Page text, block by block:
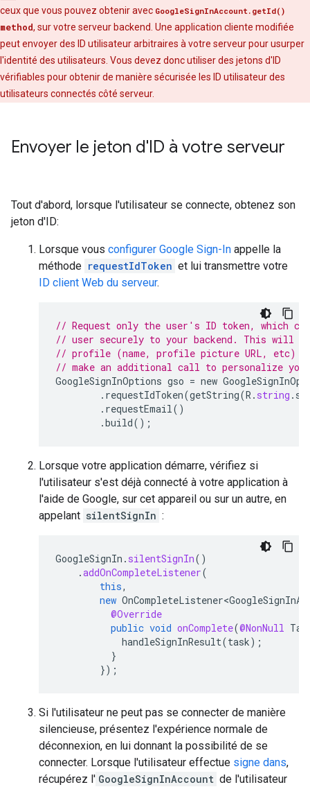
ceux que vous pouvez obtenir avec GoogleSignInAccount.getId()
method, sur votre serveur backend. Une application cliente modifiée
peut envoyer des ID utilisateur arbitraires à votre serveur pour usurper
l'identité des utilisateurs. Vous devez donc utiliser des jetons d'ID
vérifiables pour obtenir de manière sécurisée les ID utilisateur des
utilisateurs connectés côté serveur.
Envoyer le jeton d'ID à votre serveur
Tout d'abord, lorsque l'utilisateur se connecte, obtenez son
jeton d'ID:
Lorsque vous configurer Google Sign-In appelle la
méthode requestIdToken et lui transmettre votre
ID client Web du serveur.
// Request only the user's ID token, which
// user securely to your backend. This will
// profile (name, profile picture URL, etc)
// make an additional call to personalize
GoogleSignInOptions gso = new
. requestIdToken(getString(R . string .
. requestEmail()
.build();
Lorsque votre application démarre, vérifiez si
l'utilisateur s'est déjà connecté à votre application à
l'aide de Google, sur cet appareil ou sur un autre, en
appelant silentSignIn :
GoogleSignIn . silentSignIn()
.addOnCompleteListener(
this,
new
@Override
public void onComplete(@NonNull
handleSignInResult(task);
}
});
Si l'utilisateur ne peut pas se connecter de manière
silencieuse, présentez l'expérience normale de
déconnexion, en lui donnant la possibilité de se
connecter. Lorsque l'utilisateur effectue signe dans,
récupérez l' GoogleSignInAccount de l'utilisateur